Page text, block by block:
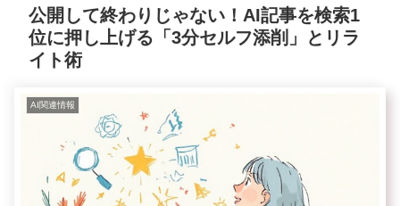
公開して終わりじゃない！AI記事を検索1
位に押し上げる「3分セルフ添削」とリラ
イト術
AI関連情報